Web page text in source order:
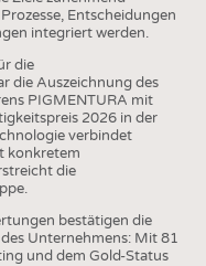
Entscheidungen
integriert werden.
die
die Auszeichnung des
PIGMENTURA mit
2026 in der
verbindet
konkretem
die
bestätigen die
Unternehmens: Mit 81
und dem Gold-Status